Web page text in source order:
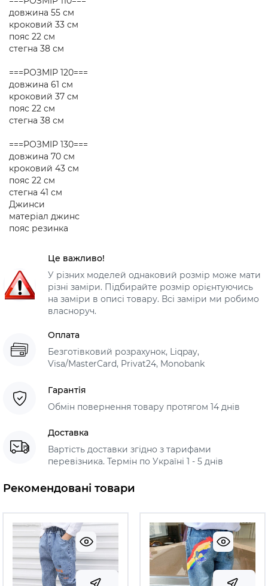
довжина 55 см
кроковий 33 см
пояс 22 см
стегна 38 см
===РОЗМІР 120===
довжина 61 см
кроковий 37 см
пояс 22 см
стегна 38 см
===РОЗМІР 130===
довжина 70 см
кроковий 43 см
пояс 22 см
стегна 41 см
Джинси
матеріал джинс
пояс резинка
Це важливо!
У різних моделей однаковий розмір може мати
різні заміри. Підбирайте розмір орієнтуючись
на заміри в описі товару. Всі заміри ми робимо
власноруч.
Оплата
Безготівковий розрахунок, Liqpay,
Visa/MasterCard, Privat24, Monobank
Гарантія
Обмін повернення товару протягом 14 днів
Доставка
Вартість доставки згідно з тарифами
перевізника. Термін по Україні 1 - 5 днів
Рекомендовані товари